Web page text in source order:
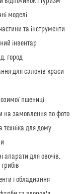
моделі
та інструменти
інвентар
город
для салонів краси
пшениці
на замовлення по фото
техніка для дому
апарати для овочів,
і обладнання